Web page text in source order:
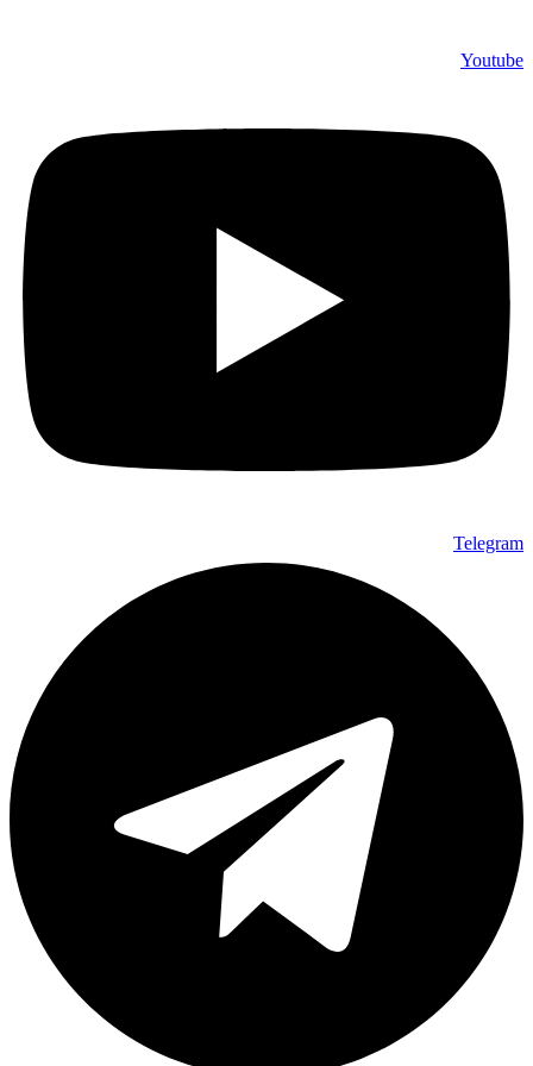
Youtube
Telegram